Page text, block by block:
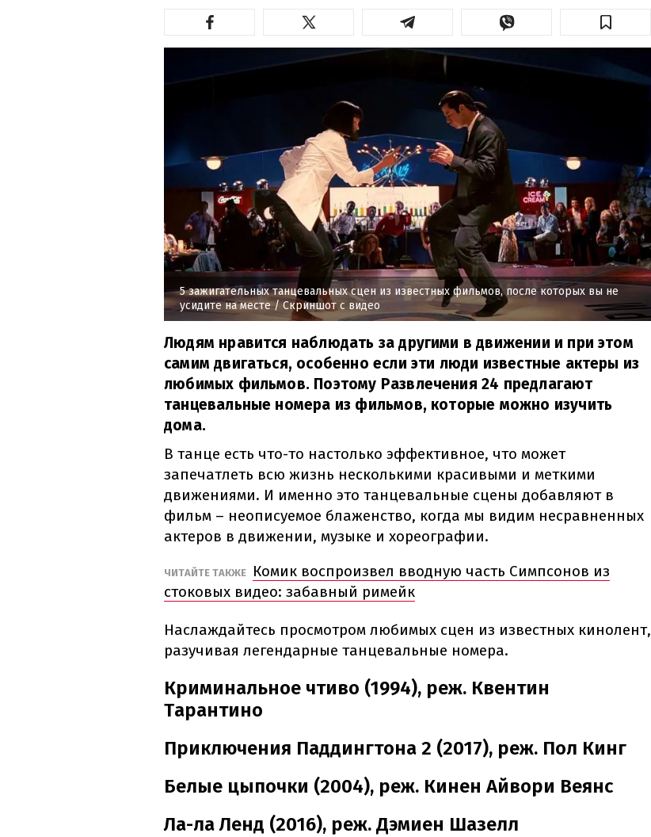
5 зажигательных танцевальных сцен из известных фильмов, после которых вы не
усидите на месте/ Скриншот с видео
Людям нравится наблюдать за другими в движении и при этом
самим двигаться, особенно если эти люди известные актеры из
любимых фильмов. Поэтому Развлечения 24 предлагают
танцевальные номера из фильмов, которые можно изучить
дома.
В танце есть что-то настолько эффективное, что может
запечатлеть всю жизнь несколькими красивыми и меткими
движениями. И именно это танцевальные сцены добавляют в
фильм – неописуемое блаженство, когда мы видим несравненных
актеров в движении, музыке и хореографии.
ЧИТАЙТЕ ТАКЖЕ
Комик воспроизвел вводную часть Симпсонов из
стоковых видео: забавный римейк
Наслаждайтесь просмотром любимых сцен из известных кинолент,
разучивая легендарные танцевальные номера.
Криминальное чтиво (1994), реж. Квентин
Тарантино
Приключения Паддингтона 2 (2017), реж. Пол Кинг
Белые цыпочки (2004), реж. Кинен Айвори Веянс
Ла-ла Ленд (2016), реж. Дэмиен Шазелл